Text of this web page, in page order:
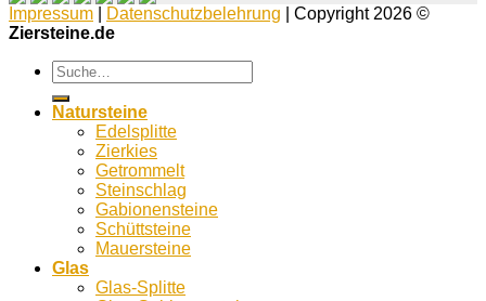
Impressum Datenschutzbelehrung | Copyright 2026 ©
Ziersteine.de
Suche
nach:
Natursteine
Edelsplitte
Zierkies
Getrommelt
Steinschlag
Gabionensteine
Schüttsteine
Mauersteine
Glas
Glas-Splitte